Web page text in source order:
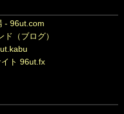
- 96ut.com
（ブログ）
ト 96ut.fx